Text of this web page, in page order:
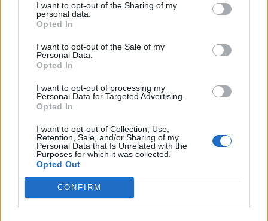
I want to opt-out of the Sharing of my
personal data.
Opted In
I want to opt-out of the Sale of my
Personal Data.
Opted In
I want to opt-out of processing my
Personal Data for Targeted Advertising.
Opted In
I want to opt-out of Collection, Use,
Retention, Sale, and/or Sharing of my
Personal Data that Is Unrelated with the
Purposes for which it was collected.
Opted Out
CONFIRM
FOTÓ: HBO MAX
Rhaneyrának újdonsült királynőként